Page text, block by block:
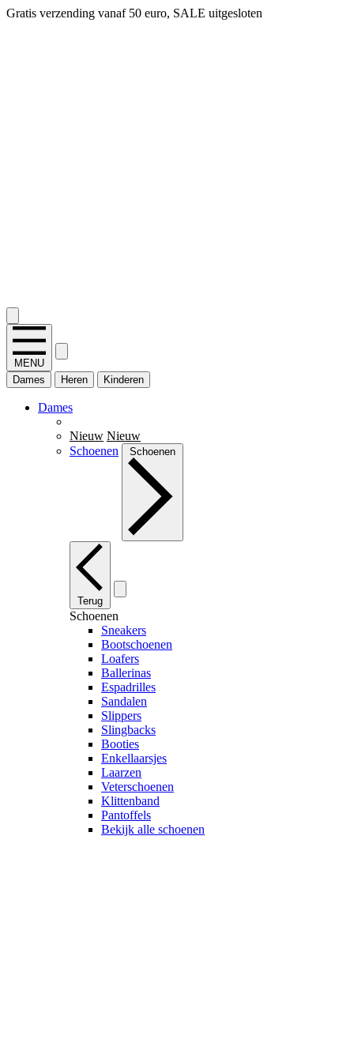
Gratis verzending vanaf 50 euro, SALE uitgesloten
MENU
Dames
Heren Kinderen
Dames
Nieuw Nieuw
Schoenen
Schoenen
Terug
Schoenen
Sneakers
Bootschoenen
Loafers
Ballerinas
Espadrilles
Sandalen
Slippers
Slingbacks
Booties
Enkellaarsjes
Laarzen
Veterschoenen
Klittenband
Pantoffels
Bekijk alle schoenen